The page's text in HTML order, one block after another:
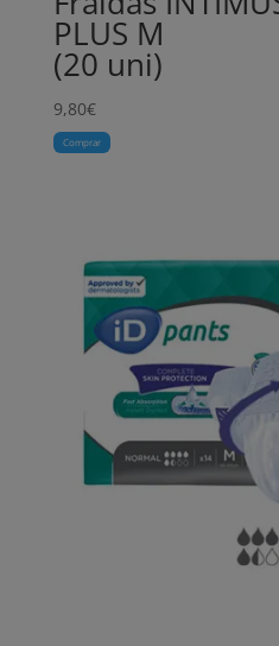
PLUS M
(20 uni)
9,80€
Comprar